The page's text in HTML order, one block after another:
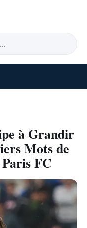
à Grandir
Mots de
FC